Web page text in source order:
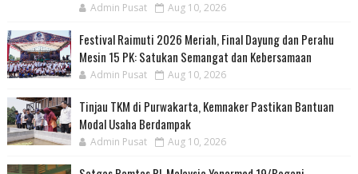
Admin Pusat Aug 10, 2026
Festival Raimuti 2026 Meriah, Final Dayung dan Perahu
Mesin 15 PK: Satukan Semangat dan Kebersamaan
Admin Pusat Aug 10, 2026
Tinjau TKM di Purwakarta, Kemnaker Pastikan Bantuan
Modal Usaha Berdampak
Admin Pusat Aug 10, 2026